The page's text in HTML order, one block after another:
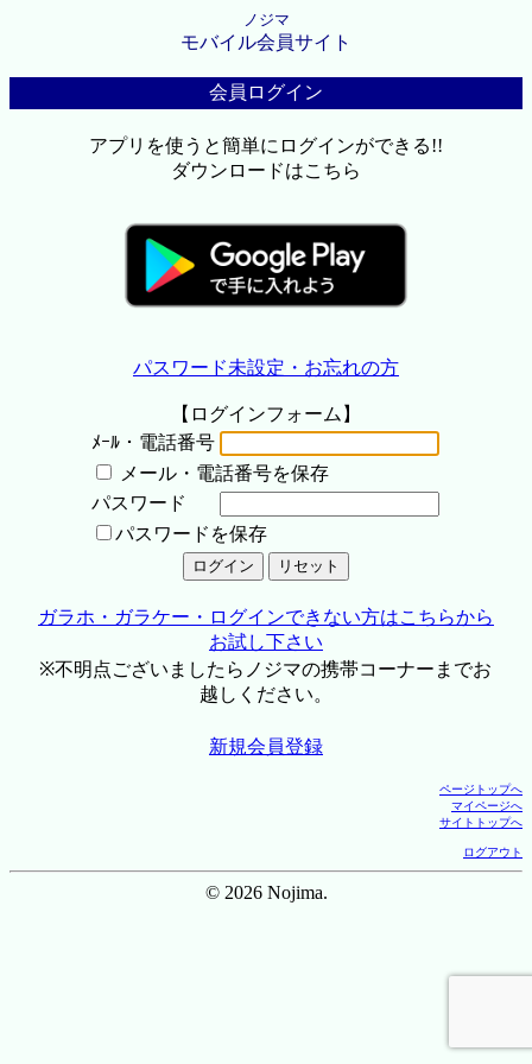
ノジマ
モバイル会員サイト
会員ログイン
アプリを使うと簡単にログインができる!!
ダウンロードはこちら
パスワード未設定・お忘れの方
【ログインフォーム】
ﾒｰﾙ・電話番号
メール・電話番号を保存
パスワード
パスワードを保存
ガラホ・ガラケー・ログインできない方はこちらから
お試し下さい
※不明点ございましたらノジマの携帯コーナーまでお
越しください。
新規会員登録
ページトップへ
マイページへ
サイトトップへ
ログアウト
© 2026 Nojima.